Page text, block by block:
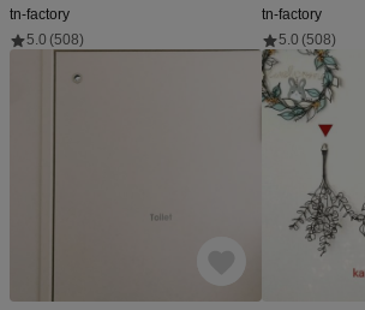
tn-factory
5.0 (508)
tn-factory
5.0 (508)